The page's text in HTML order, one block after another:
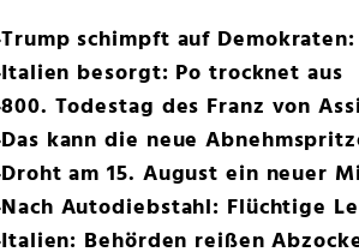
Trump schimpft auf
Italien besorgt: Po trocknet aus
800. Todestag des Franz von
Das kann die neue
Droht am 15. August ein neuer
Nach Autodiebstahl: Flüchtige
Italien: Behörden reißen